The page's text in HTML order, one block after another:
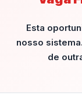
Esta
nosso
de